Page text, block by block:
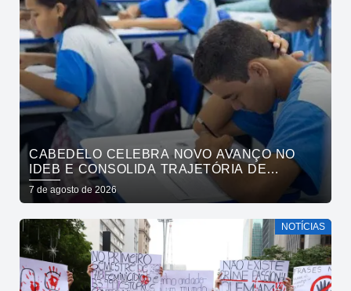
CABEDELO CELEBRA NOVO AVANÇO NO
IDEB E CONSOLIDA TRAJETÓRIA DE
CRESCIMENTO NA EDUCAÇÃO PÚBLICA
7 de agosto de 2026
NOTÍCIAS